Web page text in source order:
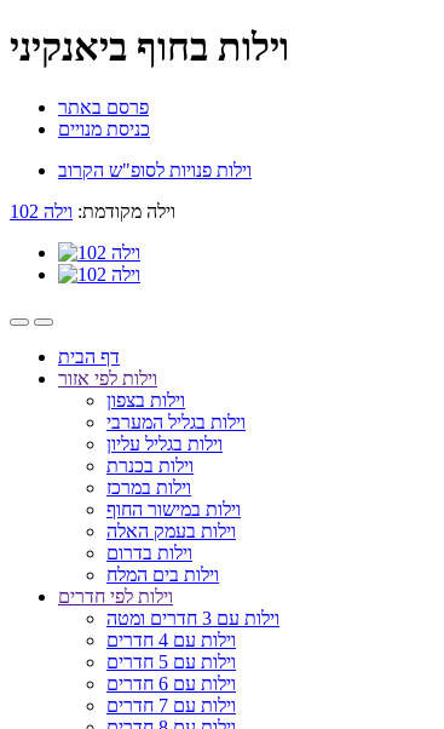
וילות בחוף ביאנקיני
פרסם באתר
כניסת מנויים
וילות פנויות לסופ"ש הקרוב
וילה מקודמת: וילה 102
דף הבית
וילות לפי אזור
וילות בצפון
וילות בגליל המערבי
וילות בגליל עליון
וילות בכנרת
וילות במרכז
וילות במישור החוף
וילות בעמק האלה
וילות בדרום
וילות בים המלח
וילות לפי חדרים
וילות עם 3 חדרים ומטה
וילות עם 4 חדרים
וילות עם 5 חדרים
וילות עם 6 חדרים
וילות עם 7 חדרים